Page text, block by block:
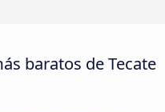
baratos de Tecate